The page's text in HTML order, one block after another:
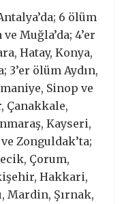
6 ölüm
Muğla’da; 4’er
Hatay, Konya,
3’er ölüm Aydın,
Sinop ve
Çanakkale,
Kayseri,
Zonguldak’ta;
Çorum,
Hakkari,
Mardin, Şırnak,